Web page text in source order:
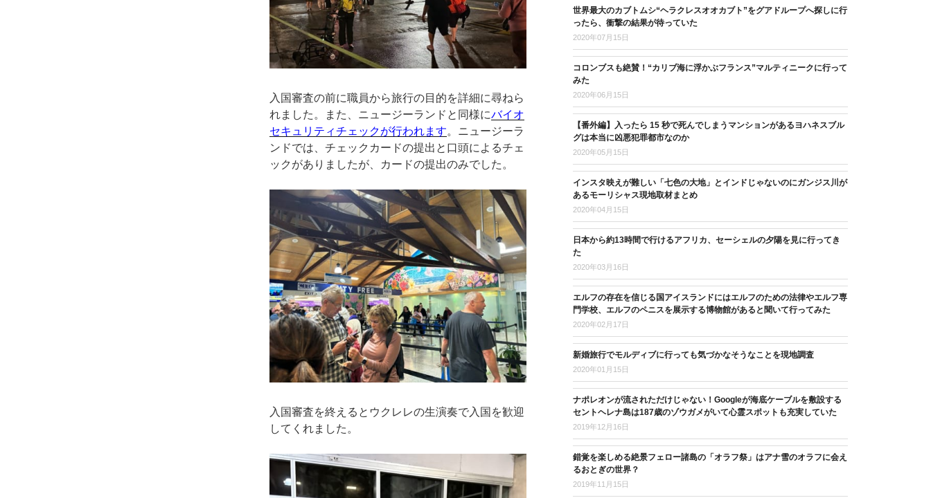
入国審査の前に職員から旅行の目的を詳細に尋ねら
れました。また、ニュージーランドと同様にバイオ
セキュリティチェックが行われます。ニュージーラ
ンドでは、チェックカードの提出と口頭によるチェ
ックがありましたが、カードの提出のみでした。
入国審査を終えるとウクレレの生演奏で入国を歓迎
してくれました。
世界最大のカブトムシ“ヘラクレスオオカブト”をグアドループへ探しに行
ったら、衝撃の結果が待っていた
2020年07月15日
コロンブスも絶賛！“カリブ海に浮かぶフランス”マルティニークに行って
みた
2020年06月15日
【番外編】入ったら 15 秒で死んでしまうマンションがあるヨハネスブル
グは本当に凶悪犯罪都市なのか
2020年05月15日
インスタ映えが難しい「七色の大地」とインドじゃないのにガンジス川が
あるモーリシャス現地取材まとめ
2020年04月15日
日本から約13時間で行けるアフリカ、セーシェルの夕陽を見に行ってき
た
2020年03月16日
エルフの存在を信じる国アイスランドにはエルフのための法律やエルフ専
門学校、エルフのペニスを展示する博物館があると聞いて行ってみた
2020年02月17日
新婚旅行でモルディブに行っても気づかなそうなことを現地調査
2020年01月15日
ナポレオンが流されただけじゃない！Googleが海底ケーブルを敷設する
セントヘレナ島は187歳のゾウガメがいて心霊スポットも充実していた
2019年12月16日
錯覚を楽しめる絶景フェロー諸島の「オラフ祭」はアナ雪のオラフに会え
るおとぎの世界？
2019年11月15日